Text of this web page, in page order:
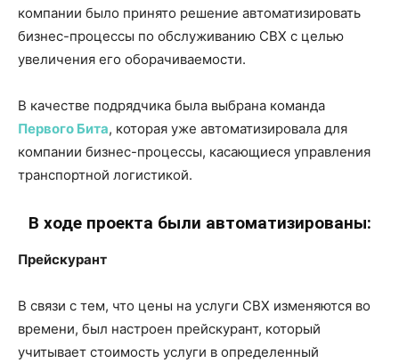
компании было принято решение автоматизировать
бизнес-процессы по обслуживанию СВХ с целью
увеличения его оборачиваемости.
В качестве подрядчика была выбрана команда
Первого Бита, которая уже автоматизировала для
компании бизнес-процессы, касающиеся управления
транспортной логистикой.
В ходе проекта были автоматизированы:
Прейскурант
В связи с тем, что цены на услуги СВХ изменяются во
времени, был настроен прейскурант, который
учитывает стоимость услуги в определенный